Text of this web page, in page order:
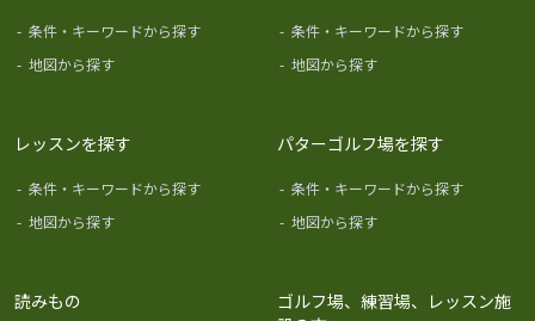
- 条件・キーワードから探す
- 地図から探す
- 条件・キーワードから探す
- 地図から探す
レッスンを探す
- 条件・キーワードから探す
- 地図から探す
パターゴルフ場を探す
- 条件・キーワードから探す
- 地図から探す
読みもの
ゴルフ場、練習場、レッスン施